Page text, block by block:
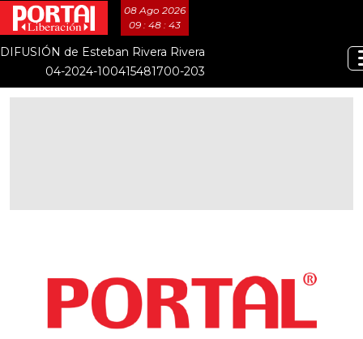
08 Ago 2026
09 : 48 : 44
DIFUSIÓN de Esteban Rivera Rivera
04-2024-100415481700-203